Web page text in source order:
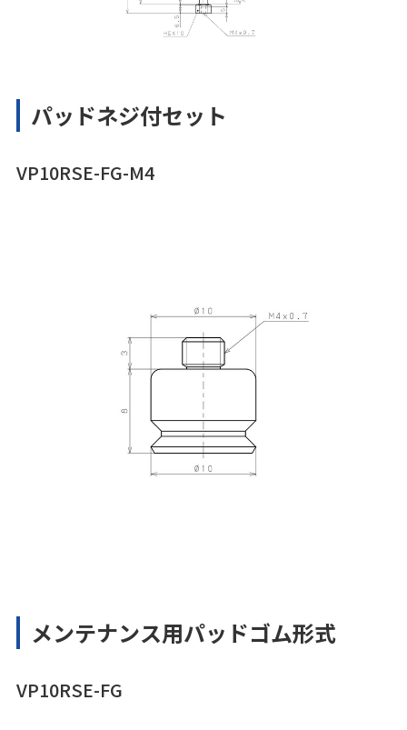
パッドネジ付セット
VP10RSE-FG-M4
メンテナンス用パッドゴム形式
VP10RSE-FG